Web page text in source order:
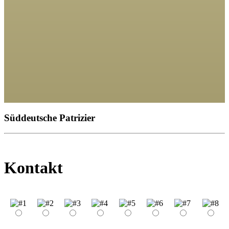
Süddeutsche Patrizier
Kontakt